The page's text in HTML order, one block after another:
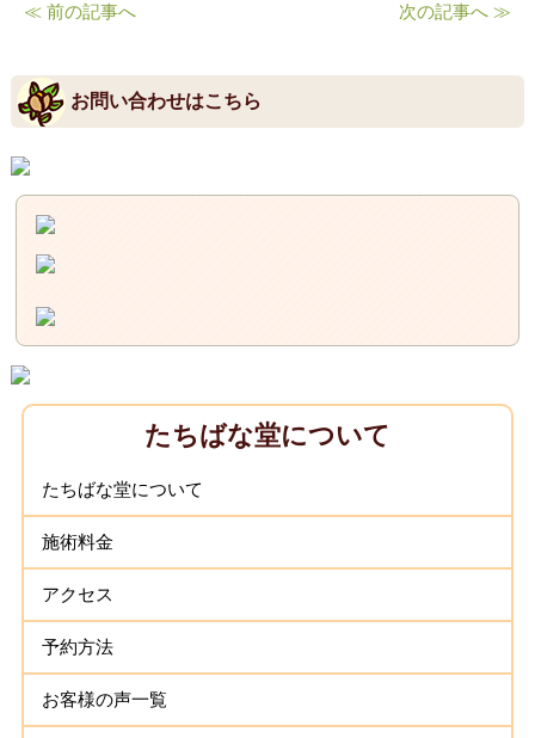
≪ 前の記事へ 次の記事へ ≫
お問い合わせはこちら
たちばな堂について
たちばな堂について
施術料金
アクセス
予約方法
お客様の声一覧